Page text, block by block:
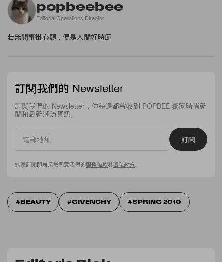
popbeebee
Editorial Operations Director
若無閒事掛心頭，便是人間好時節
訂閱我們的 Newsletter
訂閱我們的 Newsletter，你每週都會收到 POPBEE 獨家時尚新
聞和最新潮流資訊。
訂閱
點擊訂閱即表示您同意我們的服務條款與隱私政策
BEAUTY GIVENCHY SPRING 2010